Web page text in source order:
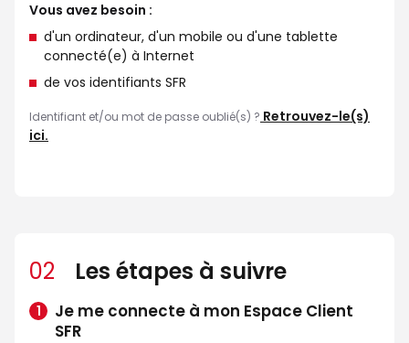
Vous avez besoin :
d'un ordinateur, d'un mobile ou d'une tablette
connecté(e) à Internet
de vos identifiants SFR
Identifiant et/ou mot de passe oublié(s) ? Retrouvez-le(s)
ici.
02 Les étapes à suivre
Je me connecte à mon Espace Client
SFR